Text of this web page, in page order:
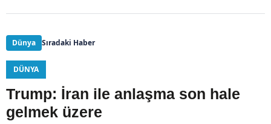
Dünya Sıradaki Haber
DÜNYA
Trump: İran ile anlaşma son hale
gelmek üzere